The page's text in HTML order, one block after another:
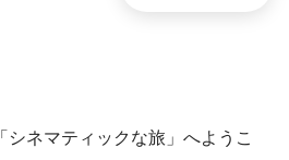
シネマティックな旅」へようこ